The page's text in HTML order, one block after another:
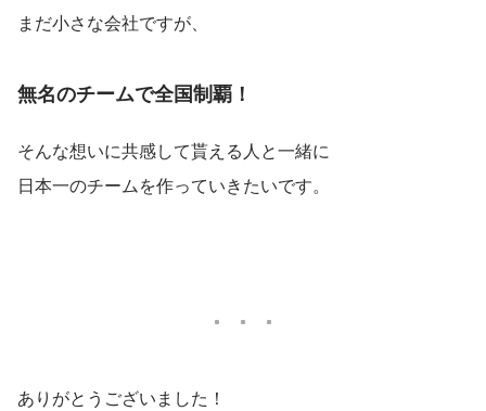
まだ小さな会社ですが、
無名のチームで全国制覇！
そんな想いに共感して貰える人と一緒に
日本一のチームを作っていきたいです。
ありがとうございました！